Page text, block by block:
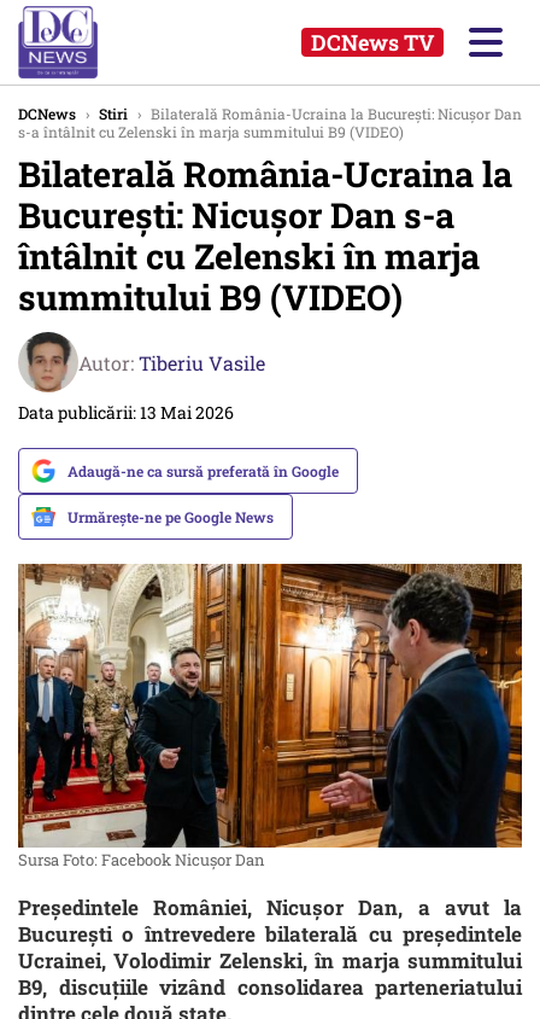
DCNews TV
DCNews › Stiri › Bilaterală România-Ucraina la București: Nicușor Dan
s-a întâlnit cu Zelenski în marja summitului B9 (VIDEO)
Bilaterală România-Ucraina la
București: Nicușor Dan s-a
întâlnit cu Zelenski în marja
summitului B9 (VIDEO)
Autor:Tiberiu Vasile
Data publicării: 13 Mai 2026
Adaugă-ne ca sursă preferată în Google
Urmărește-ne pe Google News
Sursa Foto: Facebook Nicușor Dan
Președintele României, Nicușor Dan, a avut la
București o întrevedere bilaterală cu președintele
Ucrainei, Volodimir Zelenski, în marja summitului
B9, discuțiile vizând consolidarea parteneriatului